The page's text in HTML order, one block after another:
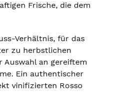
Frische, die dem
Verhältnis, für das
zu herbstlichen
an gereiftem
Ein authentischer
vinifizierten Rosso